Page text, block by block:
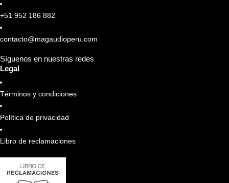
+51 952 186 882
contacto@magaudioperu.com
Síguenos en nuestras redes
Legal
Términos y condiciones
Política de privacidad
Libro de reclamaciones